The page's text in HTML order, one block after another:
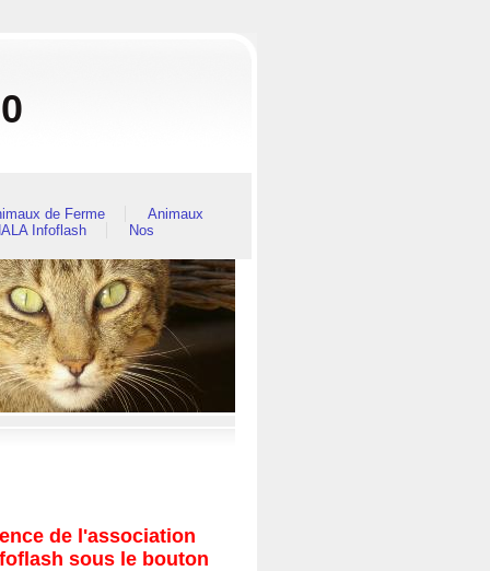
de Ferme
Animaux
Infoflash
Nos
de l'association
sous le bouton